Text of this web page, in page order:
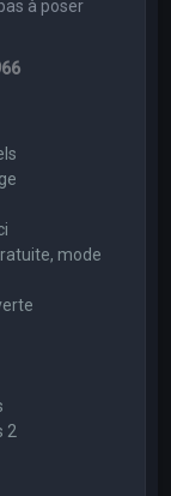
à poser
mode
2